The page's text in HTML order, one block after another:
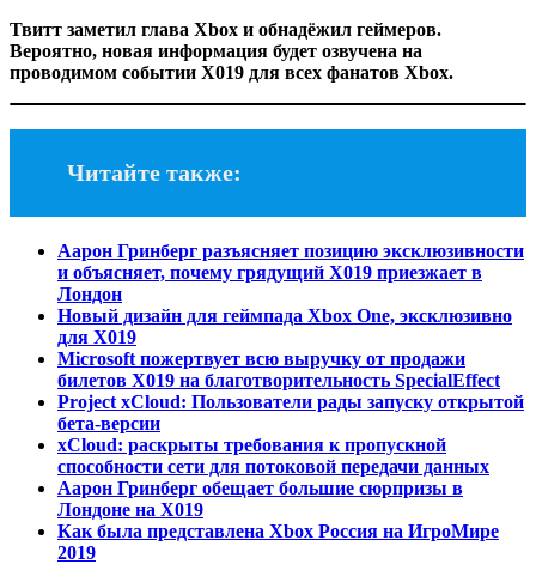
Твитт заметил глава Xbox и обнадёжил геймеров.
Вероятно, новая информация будет озвучена на
проводимом событии X019 для всех фанатов Xbox.
Читайте также:
Аарон Гринберг разъясняет позицию эксклюзивности
и объясняет, почему грядущий X019 приезжает в
Лондон
Новый дизайн для геймпада Xbox One, эксклюзивно
для X019
Microsoft пожертвует всю выручку от продажи
билетов X019 на благотворительность SpecialEffect
Project xCloud: Пользователи рады запуску открытой
бета-версии
xCloud: раскрыты требования к пропускной
способности сети для потоковой передачи данных
Аарон Гринберг обещает большие сюрпризы в
Лондоне на X019
Как была представлена Xbox Россия на ИгроМире
2019